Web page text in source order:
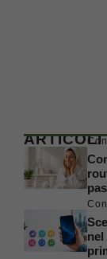
ARTICOLI
nel